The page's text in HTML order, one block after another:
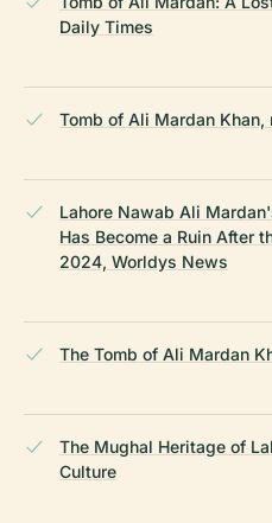
Daily Times
Tomb of Ali Mardan Khan,
Lahore Nawab Ali
Has Become a Ruin After
2024, Worldys News
The Tomb of Ali Mardan
The Mughal Heritage of
Culture